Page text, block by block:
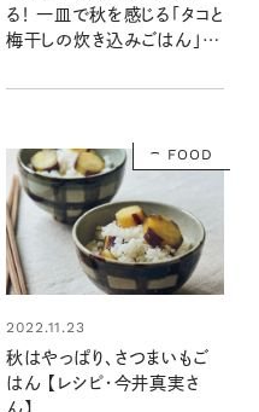
る！ 一皿で秋を感じる「タコと
梅干しの炊き込みごはん」
FOOD
2022.11.23
秋はやっぱり、さつまいもご
はん 【レシピ・今井真実さ
ん】